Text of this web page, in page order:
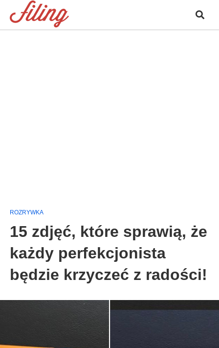
ROZRYWKA
15 zdjęć, które sprawią, że
każdy perfekcjonista
będzie krzyczeć z radości!